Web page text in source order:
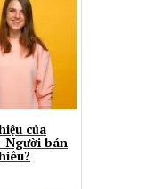
của
Người bán